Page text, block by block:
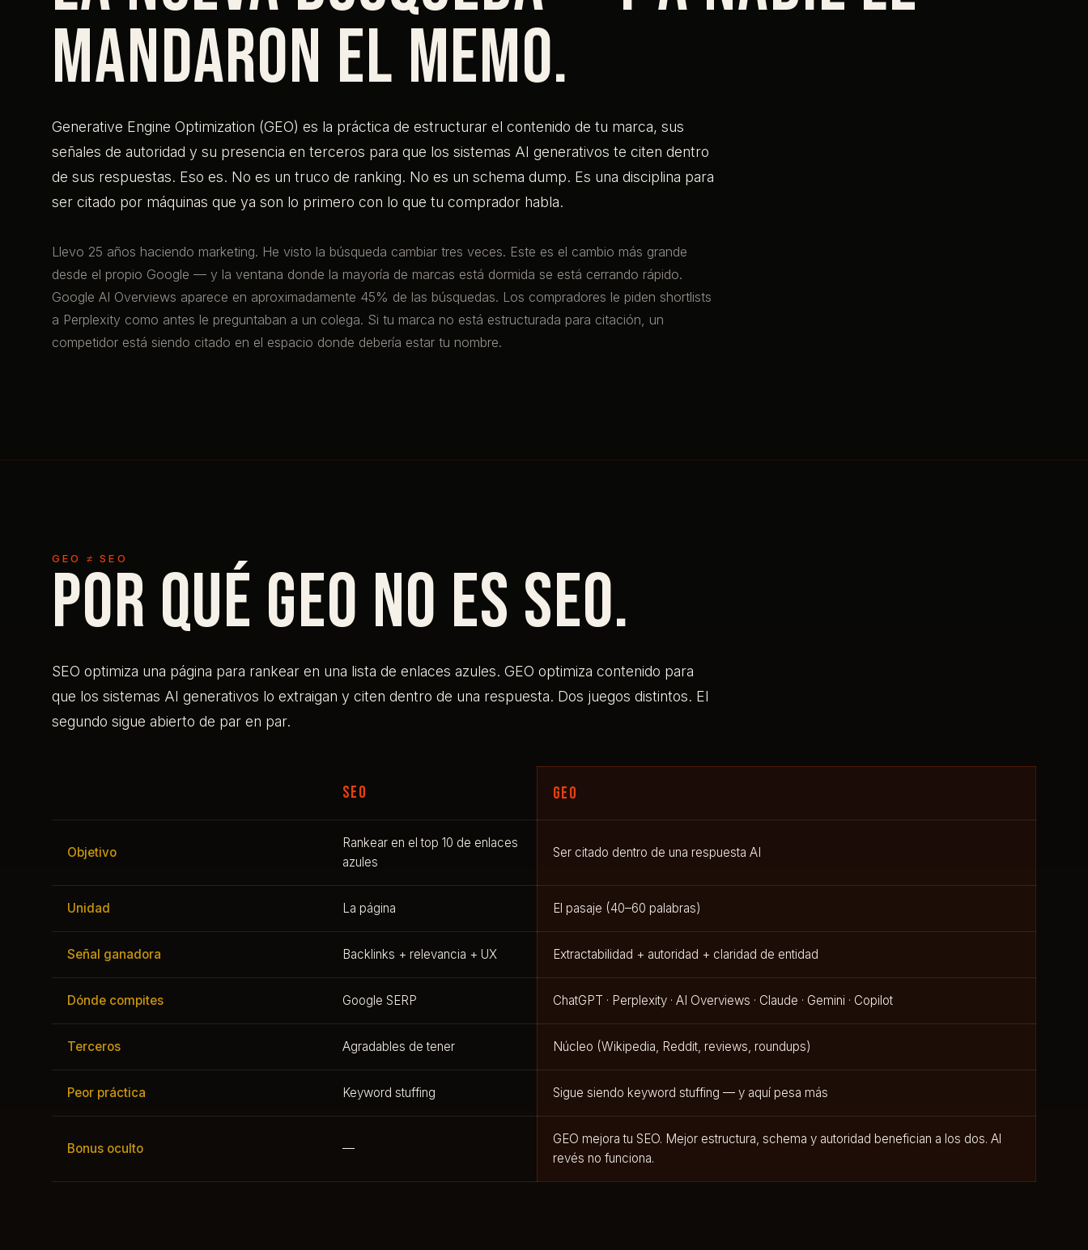
mandaron el memo.
Generative Engine Optimization (GEO) es la práctica de estructurar el contenido de tu marca, sus
señales de autoridad y su presencia en terceros para que los sistemas AI generativos te citen dentro
de sus respuestas. Eso es. No es un truco de ranking. No es un schema dump. Es una disciplina para
ser citado por máquinas que ya son lo primero con lo que tu comprador habla.
Llevo 25 años haciendo marketing. He visto la búsqueda cambiar tres veces. Este es el cambio más grande
desde el propio Google — y la ventana donde la mayoría de marcas está dormida se está cerrando rápido.
Google AI Overviews aparece en aproximadamente 45% de las búsquedas. Los compradores le piden shortlists
a Perplexity como antes le preguntaban a un colega. Si tu marca no está estructurada para citación, un
competidor está siendo citado en el espacio donde debería estar tu nombre.
GEO ≠ SEO
Por qué GEO no es SEO.
SEO optimiza una página para rankear en una lista de enlaces azules. GEO optimiza contenido para
que los sistemas AI generativos lo extraigan y citen dentro de una respuesta. Dos juegos distintos. El
segundo sigue abierto de par en par.
SEO GEO
Objetivo
Rankear en el top 10 de enlaces
azules
Ser citado dentro de una respuesta AI
Unidad La página El pasaje (40–60 palabras)
Señal ganadora Backlinks + relevancia + UX Extractabilidad + autoridad + claridad de entidad
Dónde compites Google SERP ChatGPT · Perplexity · AI Overviews · Claude · Gemini · Copilot
Terceros Agradables de tener Núcleo (Wikipedia, Reddit, reviews, roundups)
Peor práctica Keyword stuffing Sigue siendo keyword stuffing — y aquí pesa más
Bonus oculto —
GEO mejora tu SEO. Mejor estructura, schema y autoridad benefician a los dos. Al
revés no funciona.